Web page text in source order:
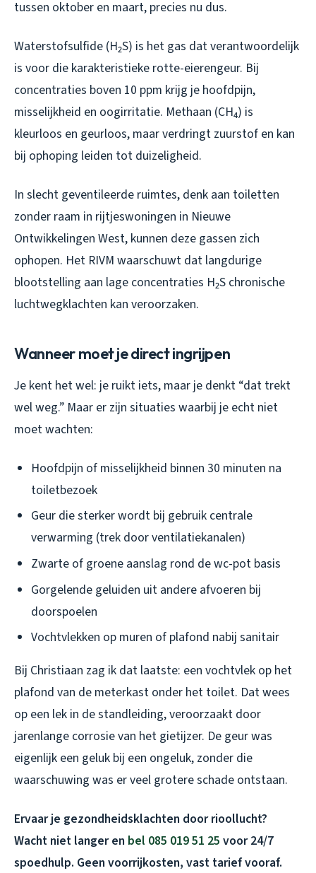
tussen oktober en maart, precies nu dus.
Waterstofsulfide (H₂S) is het gas dat verantwoordelijk
is voor die karakteristieke rotte-eierengeur. Bij
concentraties boven 10 ppm krijg je hoofdpijn,
misselijkheid en oogirritatie. Methaan (CH₄) is
kleurloos en geurloos, maar verdringt zuurstof en kan
bij ophoping leiden tot duizeligheid.
In slecht geventileerde ruimtes, denk aan toiletten
zonder raam in rijtjeswoningen in Nieuwe
Ontwikkelingen West, kunnen deze gassen zich
ophopen. Het RIVM waarschuwt dat langdurige
blootstelling aan lage concentraties H₂S chronische
luchtwegklachten kan veroorzaken.
Wanneer moet je direct ingrijpen
Je kent het wel: je ruikt iets, maar je denkt “dat trekt
wel weg.” Maar er zijn situaties waarbij je echt niet
moet wachten:
Hoofdpijn of misselijkheid binnen 30 minuten na
toiletbezoek
Geur die sterker wordt bij gebruik centrale
verwarming (trek door ventilatiekanalen)
Zwarte of groene aanslag rond de wc-pot basis
Gorgelende geluiden uit andere afvoeren bij
doorspoelen
Vochtvlekken op muren of plafond nabij sanitair
Bij Christiaan zag ik dat laatste: een vochtvlek op het
plafond van de meterkast onder het toilet. Dat wees
op een lek in de standleiding, veroorzaakt door
jarenlange corrosie van het gietijzer. De geur was
eigenlijk een geluk bij een ongeluk, zonder die
waarschuwing was er veel grotere schade ontstaan.
Ervaar je gezondheidsklachten door rioollucht?
Wacht niet langer en bel 085 019 51 25 voor 24/7
spoedhulp. Geen voorrijkosten, vast tarief vooraf.